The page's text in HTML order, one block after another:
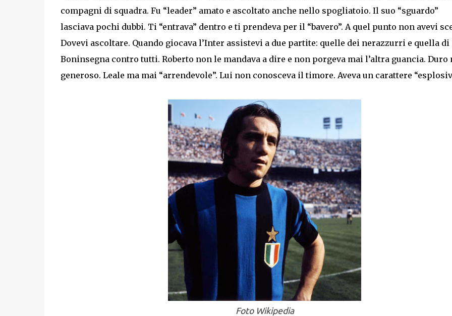
compagni di squadra. Fu “leader” amato e ascoltato anche nello spogliatoio. Il suo “sguardo”
lasciava pochi dubbi. Ti “entrava” dentro e ti prendeva per il “bavero”. A quel punto non avevi
Dovevi ascoltare. Quando giocava l’Inter assistevi a due partite: quelle dei nerazzurri e quella di
Boninsegna contro tutti. Roberto non le mandava a dire e non porgeva mai l’altra guancia. Duro
generoso. Leale ma mai “arrendevole”. Lui non conosceva il timore. Aveva un carattere
Foto Wikipedia